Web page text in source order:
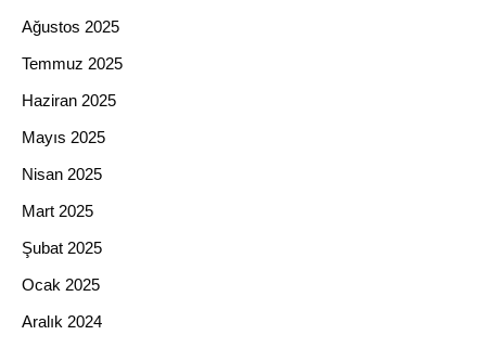
Ağustos 2025
Temmuz 2025
Haziran 2025
Mayıs 2025
Nisan 2025
Mart 2025
Şubat 2025
Ocak 2025
Aralık 2024